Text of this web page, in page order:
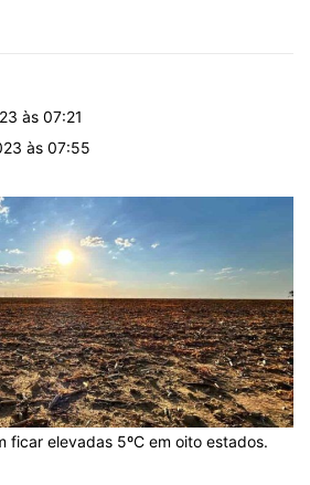
às 07:21
às 07:55
ficar elevadas 5ºC em oito estados.